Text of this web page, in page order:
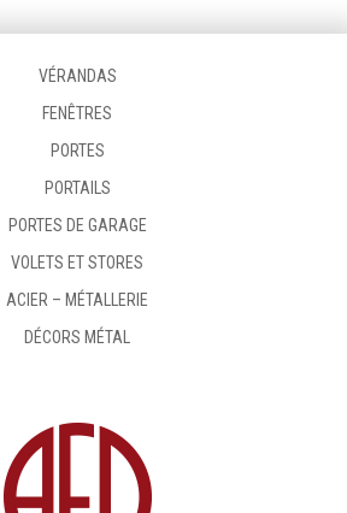
VÉRANDAS
FENÊTRES
PORTES
PORTAILS
PORTES DE GARAGE
VOLETS ET STORES
ACIER – MÉTALLERIE
DÉCORS MÉTAL